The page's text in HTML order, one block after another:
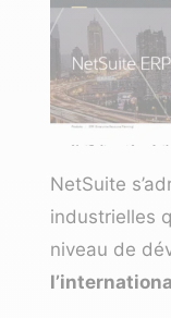
NetSuite
industrielles
niveau de